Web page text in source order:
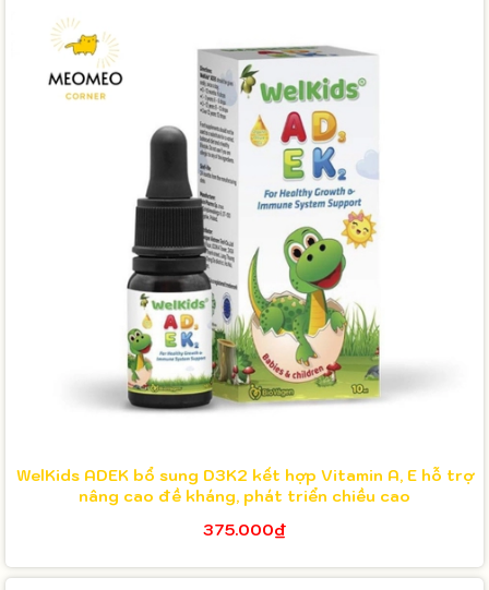
WelKids ADEK bổ sung D3K2 kết hợp Vitamin A, E hỗ trợ
nâng cao đề kháng, phát triển chiều cao
375.000₫